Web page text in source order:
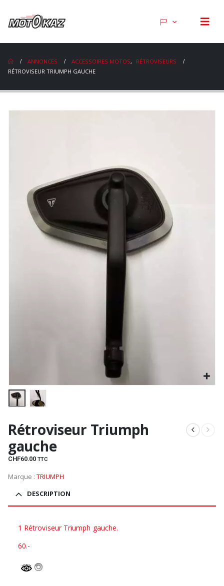
ANNONCES ACCESSOIRES MOTOS,
RÉTROVISEURS
RÉTROVISEUR TRIUMPH GAUCHE
Rétroviseur Triumph
gauche
CHF60.00 TTC
Marque : TRIUMPH
DESCRIPTION
1 Rétroviseur Triumph gauche.
60.-